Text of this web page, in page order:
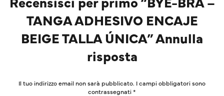
TANGA ADHESIVO ENCAJE
BEIGE TALLA ÚNICA” Annulla
risposta
Il tuo indirizzo email non sarà pubblicato. I campi obbligatori sono
contrassegnati*